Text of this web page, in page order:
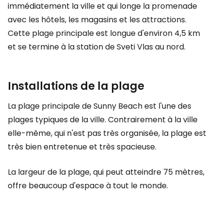
immédiatement la ville et qui longe la promenade
avec les hôtels, les magasins et les attractions.
Cette plage principale est longue d'environ 4,5 km
et se termine à la station de Sveti Vlas au nord.
Installations de la plage
La plage principale de Sunny Beach est l'une des
plages typiques de la ville. Contrairement à la ville
elle-même, qui n'est pas très organisée, la plage est
très bien entretenue et très spacieuse.
La largeur de la plage, qui peut atteindre 75 mètres,
offre beaucoup d'espace à tout le monde.